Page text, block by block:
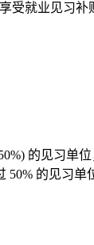
受就业见习
的见习单
的见习